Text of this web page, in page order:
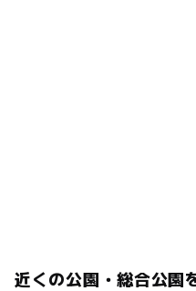
近くの公園・総合公園